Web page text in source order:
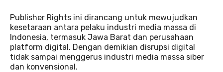
Publisher Rights ini dirancang untuk mewujudkan
kesetaraan antara pelaku industri media massa di
Indonesia, termasuk Jawa Barat dan perusahaan
platform digital. Dengan demikian disrupsi digital
tidak sampai menggerus industri media massa siber
dan konvensional.